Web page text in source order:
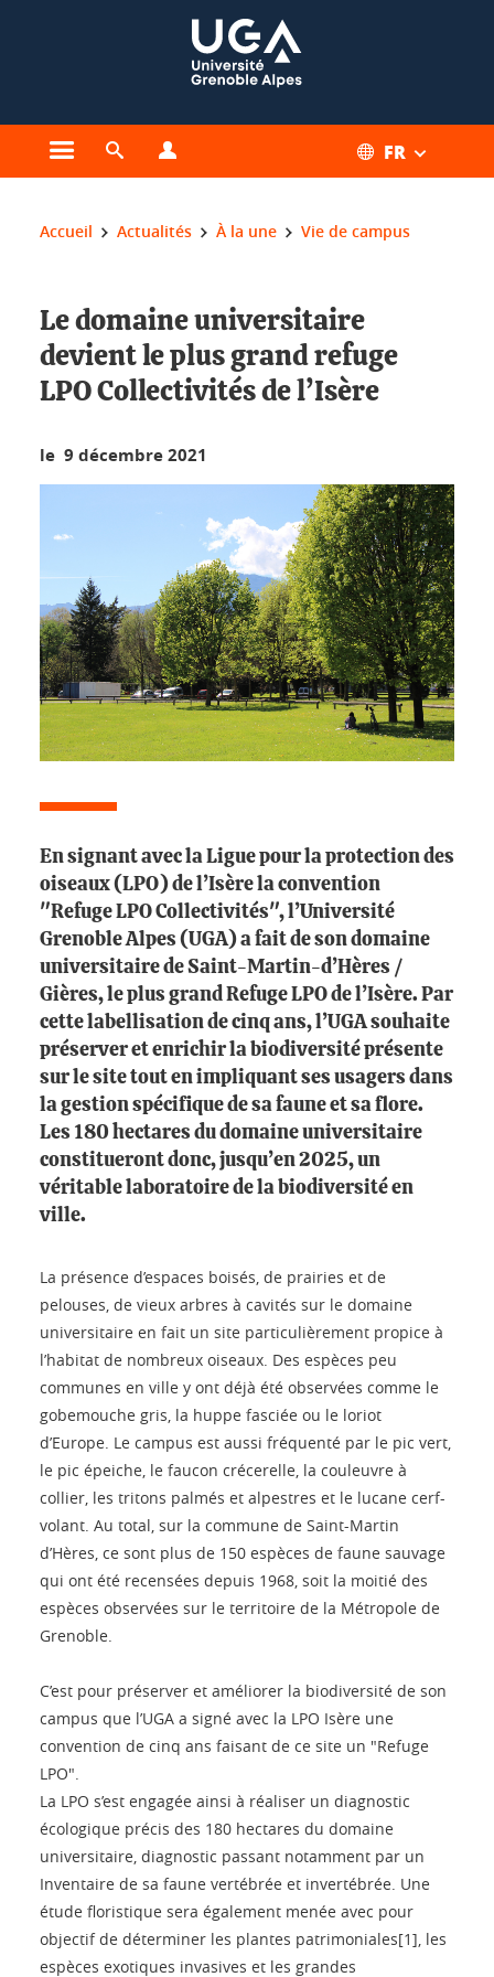
Ouvrir le menu principal
Ouvrir le moteur de recherche FR
Vous êtes ici :
Accueil Actualités À la une Vie de campus
Le domaine universitaire
devient le plus grand refuge
LPO Collectivités de l’Isère
le 9 décembre 2021
En signant avec la Ligue pour la protection des
oiseaux (LPO) de l’Isère la convention
"Refuge LPO Collectivités", l’Université
Grenoble Alpes (UGA) a fait de son domaine
universitaire de Saint-Martin-d’Hères /
Gières, le plus grand Refuge LPO de l’Isère. Par
cette labellisation de cinq ans, l’UGA souhaite
préserver et enrichir la biodiversité présente
sur le site tout en impliquant ses usagers dans
la gestion spécifique de sa faune et sa flore.
Les 180 hectares du domaine universitaire
constitueront donc, jusqu’en 2025, un
véritable laboratoire de la biodiversité en
ville.
La présence d’espaces boisés, de prairies et de
pelouses, de vieux arbres à cavités sur le domaine
universitaire en fait un site particulièrement propice à
l’habitat de nombreux oiseaux. Des espèces peu
communes en ville y ont déjà été observées comme le
gobemouche gris, la huppe fasciée ou le loriot
d’Europe. Le campus est aussi fréquenté par le pic vert,
le pic épeiche, le faucon crécerelle, la couleuvre à
collier, les tritons palmés et alpestres et le lucane cerf-
volant. Au total, sur la commune de Saint-Martin
d’Hères, ce sont plus de 150 espèces de faune sauvage
qui ont été recensées depuis 1968, soit la moitié des
espèces observées sur le territoire de la Métropole de
Grenoble.
C’est pour préserver et améliorer la biodiversité de son
campus que l’UGA a signé avec la LPO Isère une
convention de cinq ans faisant de ce site un "Refuge
LPO".
La LPO s’est engagée ainsi à réaliser un diagnostic
écologique précis des 180 hectares du domaine
universitaire, diagnostic passant notamment par un
Inventaire de sa faune vertébrée et invertébrée. Une
étude floristique sera également menée avec pour
objectif de déterminer les plantes patrimoniales[1], les
espèces exotiques invasives et les grandes